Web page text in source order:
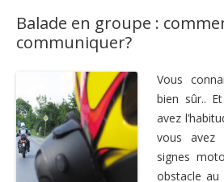
Forum
Balades & sorties moto
Qui sommes nous
Rejoins nous
Nous contacter
Balade en groupe :
communiquer?
Vous
bien sûr..
avez
vous avez
signes
obstacle